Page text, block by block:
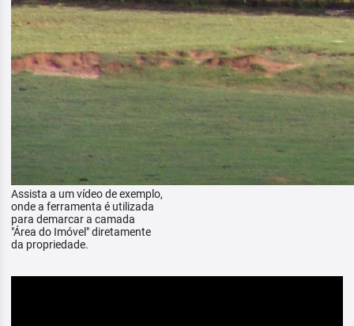
Assista a um vídeo de exemplo,
onde a ferramenta é utilizada
para demarcar a camada
"Área do Imóvel" diretamente
da propriedade.